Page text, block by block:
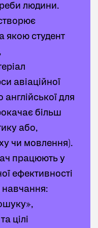
спілкуванні
знання до
людини.
якою студент
авіаційної
англійської для
більш
або,
чи мовлення).
працюють у
ефективності
навчання:
цілі